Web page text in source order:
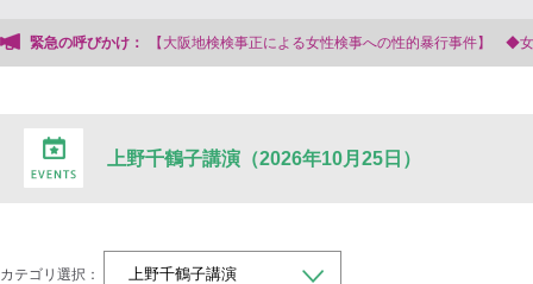
緊急の呼びかけ：
大阪地検検事正による女性検事への性的暴行事件】 ◆女性検事を支援する会事
上野千鶴子講演（2026年10月25日）
カテゴリ選択：